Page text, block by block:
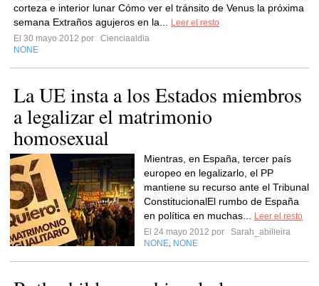
corteza e interior lunar Cómo ver el tránsito de Venus la próxima
semana Extraños agujeros en la...
Leer el resto
El 30 mayo 2012 por
Cienciaaldia
NONE
La UE insta a los Estados miembros
a legalizar el matrimonio
homosexual
Mientras, en España, tercer país
europeo en legalizarlo, el PP
mantiene su recurso ante el Tribunal
ConstitucionalEl rumbo de España
en política en muchas...
Leer el resto
El 24 mayo 2012 por
Sarah_abilleira
NONE NONE